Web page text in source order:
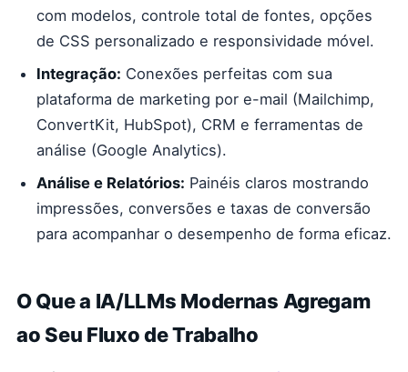
com modelos, controle total de fontes, opções
de CSS personalizado e responsividade móvel.
Integração: Conexões perfeitas com sua
plataforma de marketing por e-mail (Mailchimp,
ConvertKit, HubSpot), CRM e ferramentas de
análise (Google Analytics).
Análise e Relatórios: Painéis claros mostrando
impressões, conversões e taxas de conversão
para acompanhar o desempenho de forma eficaz.
O Que a IA/LLMs Modernas Agregam
ao Seu Fluxo de Trabalho